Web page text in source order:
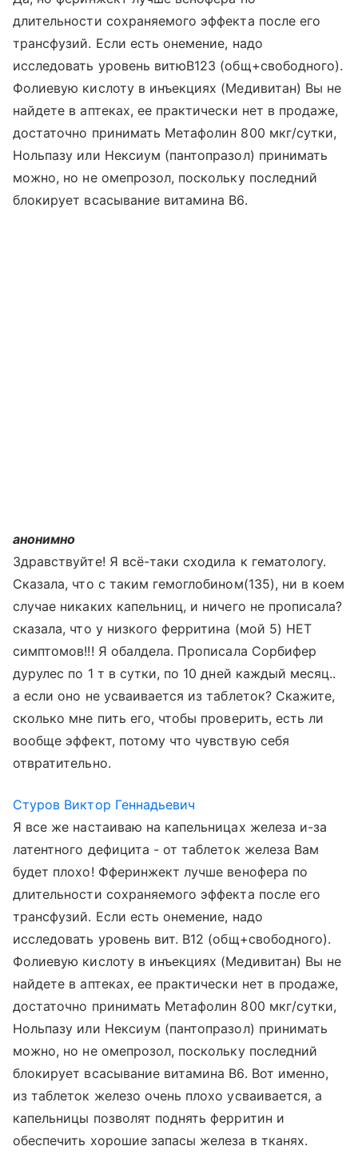
длительности сохраняемого эффекта после его
трансфузий. Если есть онемение, надо
исследовать уровень витюВ123 (общ+свободного).
Фолиевую кислоту в инъекциях (Медивитан) Вы не
найдете в аптеках, ее практически нет в продаже,
достаточно принимать Метафолин 800 мкг/сутки,
Нольпазу или Нексиум (пантопразол) принимать
можно, но не омепрозол, поскольку последний
блокирует всасывание витамина В6.
анонимно
Здравствуйте! Я всё-таки сходила к гематологу.
Сказала, что с таким гемоглобином(135), ни в коем
случае никаких капельниц, и ничего не прописала?
сказала, что у низкого ферритина (мой 5) НЕТ
симптомов!!! Я обалдела. Прописала Сорбифер
дурулес по 1 т в сутки, по 10 дней каждый месяц..
а если оно не усваивается из таблеток? Скажите,
сколько мне пить его, чтобы проверить, есть ли
вообще эффект, потому что чувствую себя
отвратительно.
Стуров Виктор Геннадьевич
Я все же настаиваю на капельницах железа и-за
латентного дефицита - от таблеток железа Вам
будет плохо! Фферинжект лучше венофера по
длительности сохраняемого эффекта после его
трансфузий. Если есть онемение, надо
исследовать уровень вит. В12 (общ+свободного).
Фолиевую кислоту в инъекциях (Медивитан) Вы не
найдете в аптеках, ее практически нет в продаже,
достаточно принимать Метафолин 800 мкг/сутки,
Нольпазу или Нексиум (пантопразол) принимать
можно, но не омепрозол, поскольку последний
блокирует всасывание витамина В6. Вот именно,
из таблеток железо очень плохо усваивается, а
капельницы позволят поднять ферритин и
обеспечить хорошие запасы железа в тканях.